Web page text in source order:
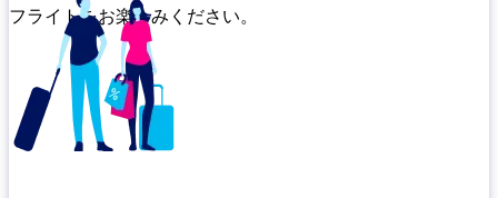
フライトをお楽しみください。